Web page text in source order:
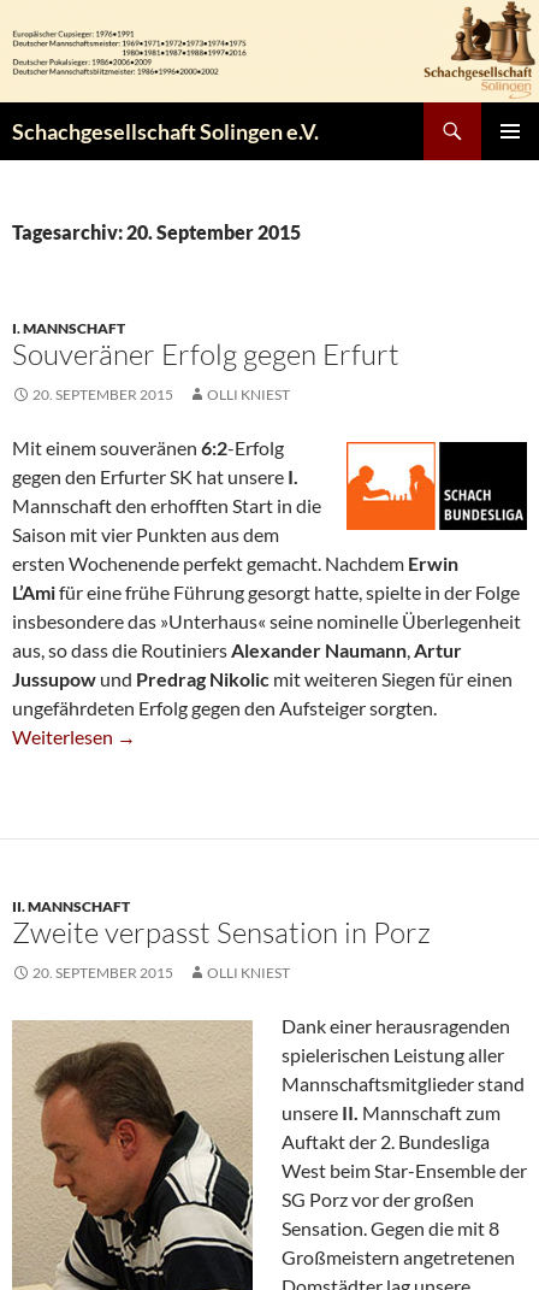
Inhalt
springen
Schachgesellschaft Solingen e.V.
Tagesarchiv: 20. September 2015
I. MANNSCHAFT
Souveräner Erfolg gegen Erfurt
20. SEPTEMBER 2015 OLLI KNIEST
Mit einem souveränen 6:2-Erfolg
gegen den Erfurter SK hat unsere I.
Mannschaft den erhofften Start in die
Saison mit vier Punkten aus dem
ersten Wochenende perfekt gemacht. Nachdem Erwin
L’Amifür eine frühe Führung gesorgt hatte, spielte in der Folge
insbesondere das »Unterhaus« seine nominelle Überlegenheit
aus, so dass die RoutiniersAlexander Naumann,Artur
Jussupow und Predrag Nikolic mit weiteren Siegen für einen
ungefährdeten Erfolg gegen den Aufsteiger sorgten.
Souveräner Erfolg Gegen Erfurt
Weiterlesen →
II. MANNSCHAFT
Zweite verpasst Sensation in Porz
20. SEPTEMBER 2015 OLLI KNIEST
Dank einer herausragenden
spielerischen Leistung aller
Mannschaftsmitglieder stand
unsere II. Mannschaft zum
Auftakt der 2. Bundesliga
West beim Star-Ensemble der
SG Porz vor der großen
Sensation. Gegen die mit 8
Großmeistern angetretenen